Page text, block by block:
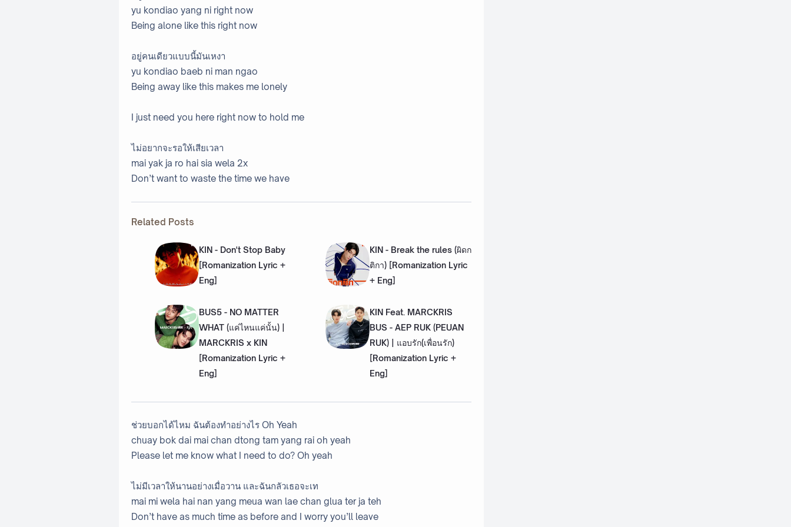
yu kondiao yang ni right now
Being alone like this right now
อยู่คนเดียวแบบนี้มันเหงา
yu kondiao baeb ni man ngao
Being away like this makes me lonely
I just need you here right now to hold me
ไม่อยากจะรอให้เสียเวลา
mai yak ja ro hai sia wela 2x
Don’t want to waste the time we have
Related Posts
KIN - Don't Stop Baby
[Romanization Lyric +
Eng]
KIN - Break the rules (ผิดก
ติกา) [Romanization Lyric
+ Eng]
BUS5 - NO MATTER
WHAT (แค่ไหนแค่นั้น) |
MARCKRIS x KIN
[Romanization Lyric +
Eng]
KIN Feat. MARCKRIS
BUS - AEP RUK (PEUAN
RUK) | แอบรัก(เพื่อนรัก)
[Romanization Lyric +
Eng]
ช่วยบอกได้ไหม ฉันต้องทำอย่างไร Oh Yeah
chuay bok dai mai chan dtong tam yang rai oh yeah
Please let me know what I need to do? Oh yeah
ไม่มีเวลาให้นานอย่างเมื่อวาน และฉันกลัวเธอจะเท
mai mi wela hai nan yang meua wan lae chan glua ter ja teh
Don’t have as much time as before and I worry you’ll leave